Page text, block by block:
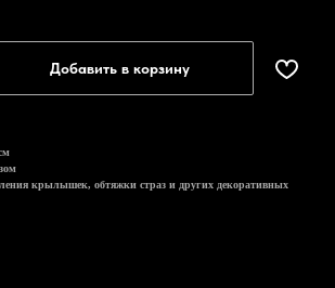
Добавить в корзину
крылышек, обтяжки страз и других декоративных